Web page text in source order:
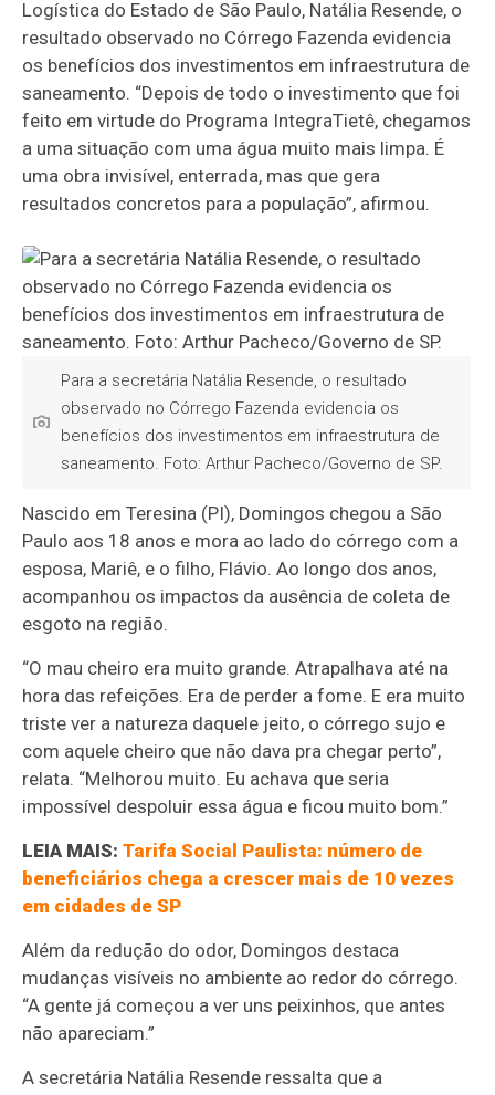
Logística do Estado de São Paulo, Natália Resende, o
resultado observado no Córrego Fazenda evidencia
os benefícios dos investimentos em infraestrutura de
saneamento. “Depois de todo o investimento que foi
feito em virtude do Programa IntegraTietê, chegamos
a uma situação com uma água muito mais limpa. É
uma obra invisível, enterrada, mas que gera
resultados concretos para a população”, afirmou.
Para a secretária Natália Resende, o resultado
observado no Córrego Fazenda evidencia os
benefícios dos investimentos em infraestrutura de
saneamento. Foto: Arthur Pacheco/Governo de SP.
Nascido em Teresina (PI), Domingos chegou a São
Paulo aos 18 anos e mora ao lado do córrego com a
esposa, Mariê, e o filho, Flávio. Ao longo dos anos,
acompanhou os impactos da ausência de coleta de
esgoto na região.
“O mau cheiro era muito grande. Atrapalhava até na
hora das refeições. Era de perder a fome. E era muito
triste ver a natureza daquele jeito, o córrego sujo e
com aquele cheiro que não dava pra chegar perto”,
relata. “Melhorou muito. Eu achava que seria
impossível despoluir essa água e ficou muito bom.”
LEIA MAIS:Tarifa Social Paulista: número de
beneficiários chega a crescer mais de 10 vezes
em cidades de SP
Além da redução do odor, Domingos destaca
mudanças visíveis no ambiente ao redor do córrego.
“A gente já começou a ver uns peixinhos, que antes
não apareciam.”
A secretária Natália Resende ressalta que a